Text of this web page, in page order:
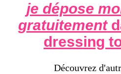
je dépose
gratuitement
dressing
Découvrez